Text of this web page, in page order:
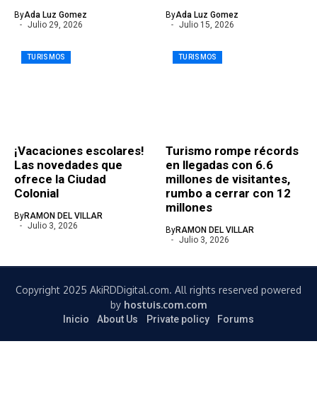
ByAda Luz Gomez
Julio 29, 2026
ByAda Luz Gomez
Julio 15, 2026
TURISMOS
¡Vacaciones escolares!
Las novedades que
ofrece la Ciudad
Colonial
ByRAMON DEL VILLAR
Julio 3, 2026
TURISMOS
Turismo rompe récords
en llegadas con 6.6
millones de visitantes,
rumbo a cerrar con 12
millones
ByRAMON DEL VILLAR
Julio 3, 2026
Copyright 2025 AkiRDDigital.com. All rights reserved powered
by hostuis.com.com
Inicio About Us Private policy Forums